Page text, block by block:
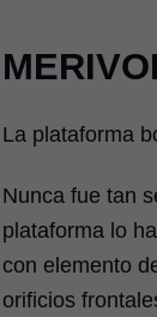
La plataforma
Nunca fue tan
plataforma lo
con elemento
orificios